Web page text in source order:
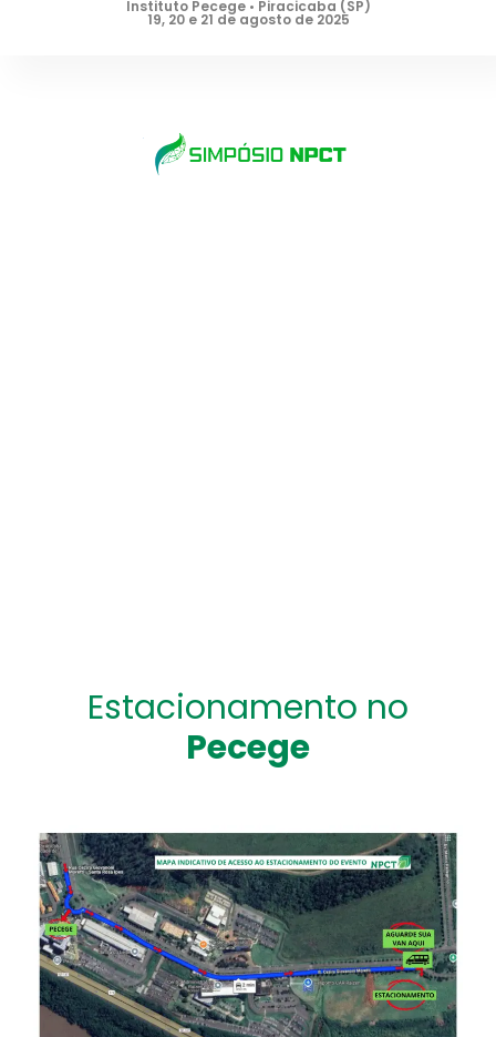
Instituto Pecege • Piracicaba (SP)
19, 20 e 21 de agosto de 2025
Estacionamento no
Pecege